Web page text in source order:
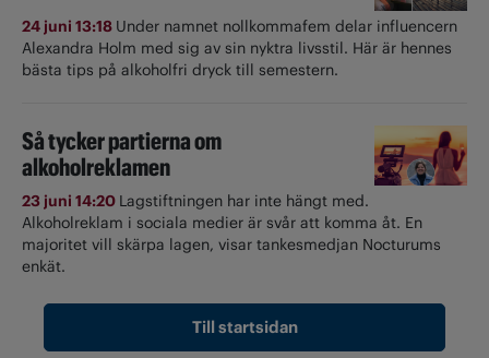
24 juni 13:18 Under namnet nollkommafem delar influencern
Alexandra Holm med sig av sin nyktra livsstil. Här är hennes
bästa tips på alkoholfri dryck till semestern.
Så tycker partierna om
alkoholreklamen
23 juni 14:20 Lagstiftningen har inte hängt med.
Alkoholreklam i sociala medier är svår att komma åt. En
majoritet vill skärpa lagen, visar tankesmedjan Nocturums
enkät.
Till startsidan